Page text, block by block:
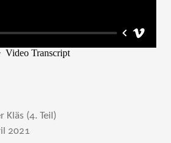
Kläs (4. Teil)
2021